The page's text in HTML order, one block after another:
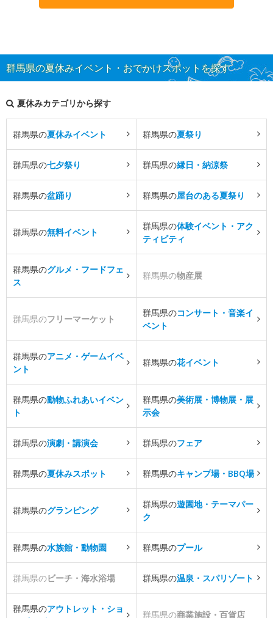
群馬県の夏休みイベント・おでかけスポットを探す
夏休みカテゴリから探す
群馬県の夏休みイベント 群馬県の夏祭り
群馬県の七夕祭り 群馬県の縁日・納涼祭
群馬県の盆踊り 群馬県の屋台のある夏祭り
群馬県の無料イベント
群馬県の体験イベント・アク
ティビティ
群馬県のグルメ・フードフェ
ス
群馬県の物産展
群馬県のフリーマーケット
群馬県のコンサート・音楽イ
ベント
群馬県のアニメ・ゲームイベ
ント
群馬県の花イベント
群馬県の動物ふれあいイベン
ト
群馬県の美術展・博物展・展
示会
群馬県の演劇・講演会 群馬県のフェア
群馬県の夏休みスポット 群馬県のキャンプ場・BBQ場
群馬県のグランピング
群馬県の遊園地・テーマパー
ク
群馬県の水族館・動物園 群馬県のプール
群馬県のビーチ・海水浴場 群馬県の温泉・スパリゾート
群馬県のアウトレット・ショ
群馬県の商業施設・百貨店